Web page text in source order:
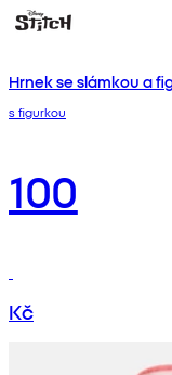
Hrnek se slámkou a
s figurkou
100
Kč